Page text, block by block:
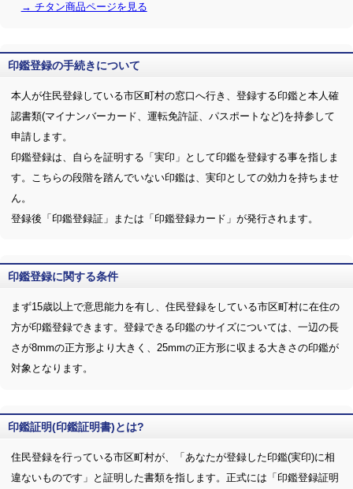
→ チタン商品ページを見る
印鑑登録の手続きについて
本人が住民登録している市区町村の窓口へ行き、登録する印鑑と本人確
認書類(マイナンバーカード、運転免許証、パスポートなど)を持参して
申請します。
印鑑登録は、自らを証明する「実印」として印鑑を登録する事を指しま
す。こちらの段階を踏んでいない印鑑は、実印としての効力を持ちませ
ん。
登録後「印鑑登録証」または「印鑑登録カード」が発行されます。
印鑑登録に関する条件
まず15歳以上で意思能力を有し、住民登録をしている市区町村に在住の
方が印鑑登録できます。登録できる印鑑のサイズについては、一辺の長
さが8mmの正方形より大きく、25mmの正方形に収まる大きさの印鑑が
対象となります。
印鑑証明(印鑑証明書)とは?
住民登録を行っている市区町村が、「あなたが登録した印鑑(実印)に相
違ないものです」と証明した書類を指します。正式には「印鑑登録証明